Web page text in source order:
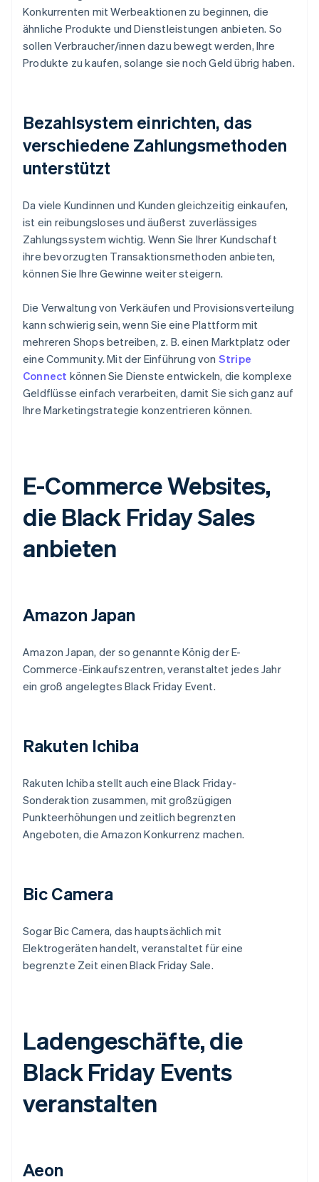
Konkurrenten mit Werbeaktionen zu beginnen, die
ähnliche Produkte und Dienstleistungen anbieten. So
sollen Verbraucher/innen dazu bewegt werden, Ihre
Produkte zu kaufen, solange sie noch Geld übrig haben.
Bezahlsystem einrichten, das
verschiedene Zahlungsmethoden
unterstützt
Da viele Kundinnen und Kunden gleichzeitig einkaufen,
ist ein reibungsloses und äußerst zuverlässiges
Zahlungssystem wichtig. Wenn Sie Ihrer Kundschaft
ihre bevorzugten Transaktionsmethoden anbieten,
können Sie Ihre Gewinne weiter steigern.
Die Verwaltung von Verkäufen und Provisionsverteilung
kann schwierig sein, wenn Sie eine Plattform mit
mehreren Shops betreiben, z. B. einen Marktplatz oder
eine Community. Mit der Einführung von Stripe
Connect können Sie Dienste entwickeln, die komplexe
Geldflüsse einfach verarbeiten, damit Sie sich ganz auf
Ihre Marketingstrategie konzentrieren können.
E-Commerce Websites,
die Black Friday Sales
anbieten
Amazon Japan
Amazon Japan, der so genannte König der E-
Commerce-Einkaufszentren, veranstaltet jedes Jahr
ein groß angelegtes Black Friday Event.
Rakuten Ichiba
Rakuten Ichiba stellt auch eine Black Friday-
Sonderaktion zusammen, mit großzügigen
Punkteerhöhungen und zeitlich begrenzten
Angeboten, die Amazon Konkurrenz machen.
Bic Camera
Sogar Bic Camera, das hauptsächlich mit
Elektrogeräten handelt, veranstaltet für eine
begrenzte Zeit einen Black Friday Sale.
Ladengeschäfte, die
Black Friday Events
veranstalten
Aeon